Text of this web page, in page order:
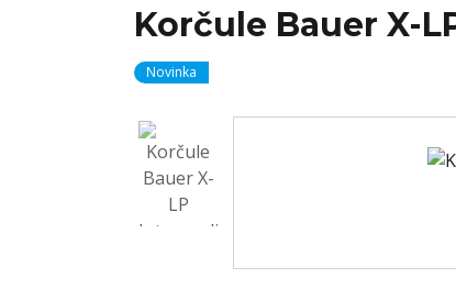
Korčule Bauer X-
Novinka